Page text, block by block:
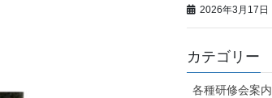
2026年3月17日
カテゴリー
各種研修会案内